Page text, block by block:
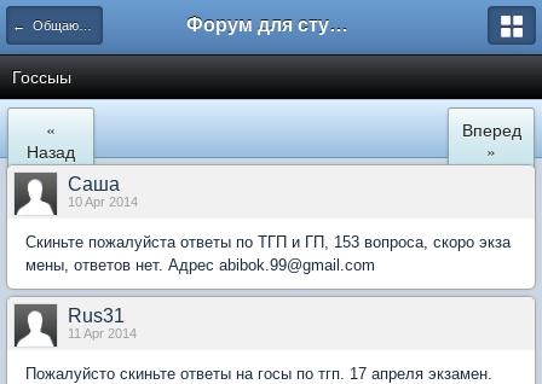
← Общаются юристы Форум для студента СГА
Госсыы
«
Назад
Вперед
»
Сaша
10 Apr 2014
Скиньте пожалуйста ответы по ТГП и ГП, 153 вопроса, скоро экза
мены, ответов нет. Адрес abibok.99@gmail.com
Rus31
11 Apr 2014
Пожалуйсто скиньте ответы на госы по тгп. 17 апреля экзамен.